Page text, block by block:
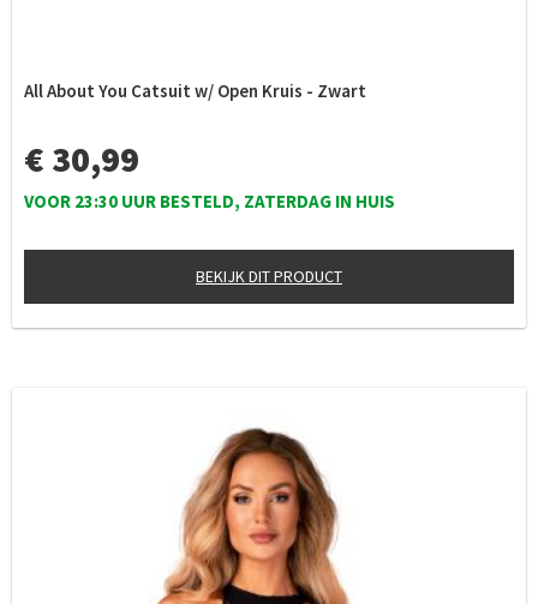
All About You Catsuit w/ Open Kruis - Zwart
€ 30,99
VOOR 23:30 UUR BESTELD, ZATERDAG IN HUIS
BEKIJK DIT PRODUCT